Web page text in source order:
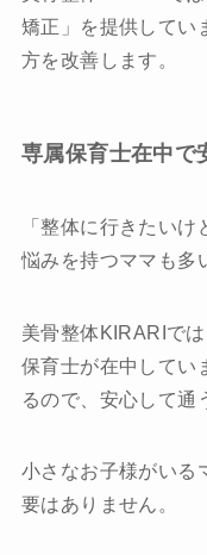
矯正」を提供してい
方を改善します。
専属保育士在中で
「整体に行きたい
悩みを持つママも多
美骨整体KIRARIで
保育士が在中してい
るので、安心して通
小さなお子様がいる
要はありません。